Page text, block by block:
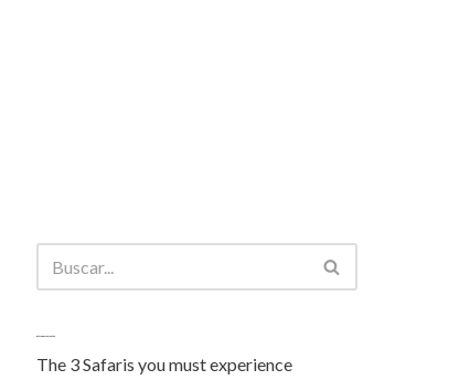
Entradas recientes
The 3 Safaris you must experience